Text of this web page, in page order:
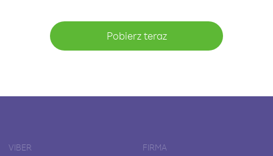
Pobierz teraz
VIBER FIRMA